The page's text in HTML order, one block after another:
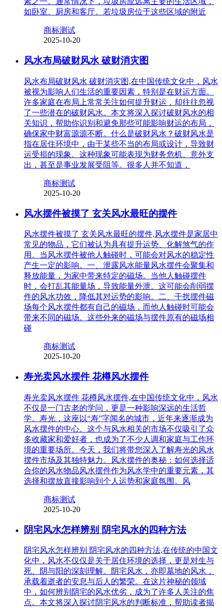
如卧室、厨房和客厅。若垃圾房位于这些区域的附近
商标测试
2025-10-20
风水布局破财风水 破财消灾图
风水布局破财风水 破财消灾图,在中国传统文化中，风水
被视为影响人们生活的重要因素，特别是在财运方面。
许多家庭在布局上常常关注如何提升财运，却往往忽视
了一些潜在的破财风水。本文将深入探讨破财风水的相
关知识，帮助你识别和避免那些可能影响财运的布局，
确保家中财富源源不断。什么是破财风水？破财风水是
指在居住环境中，由于某些不当的布局或设计，导致财
运受损的现象。这种现象可能表现为财务危机、意外支
出，甚至是事业发展受阻等。很多人并不知道，
商标测试
2025-10-20
风水摆件被摸了 玄关风水最旺的摆件
风水摆件被摸了 玄关风水最旺的摆件,风水摆件是家居中
常见的物品，它们被认为具有提升运势、化解煞气的作
用。当风水摆件被他人触碰时，可能会对风水的稳定性
产生一定的影响。一、泄露风水能量风水摆件会聚集和
释放能量，为家中带来特定的磁场。当他人触碰摆件
时，会打乱其能量场，导致能量外泄。这可能会削弱摆
件的风水功效，降低其对运势的影响。二、干扰摆件磁
场每个风水摆件都有自己的磁场，而他人触碰时可能会
带来不同的磁场。这些外来的磁场与摆件原有的磁场相
碰
商标测试
2025-10-20
寿光卖风水摆件 花樽风水摆件
寿光卖风水摆件 花樽风水摆件,在中国传统文化中，风水
不仅是一门古老的学问，更是一种影响深远的生活哲
学。寿光，这座以“寿”字闻名的城市，近年来逐渐成为
风水摆件的中心。这个与风水相关的市场不仅吸引了众
多收藏家和爱好者，也成为了不少人调和家庭与工作环
境的重要场所。今天，我们将带您深入了解寿光的风水
摆件市场及其独特魅力。风水摆件的奥秘：如何选择适
合你的风水物品风水摆件作为风水学中的重要元素，其
选择和摆放直接影响到个人运势和家庭氛围。风
商标测试
2025-10-20
阴宅风水怎样辨别 阴宅风水的四种方法
阴宅风水怎样辨别 阴宅风水的四种方法,在传统的中国文
化中，风水不仅仅是关于居住环境的选择，更是对生与
死、阴与阳的深刻理解。阴宅风水，亦即墓地的风水，
承载着逝者的安息与后人的繁荣。在这片神秘的领域
中，如何辨别阴宅的风水优劣，成为了许多人关注的焦
点。本文将深入探讨阴宅风水的判断标准，帮助读者揭